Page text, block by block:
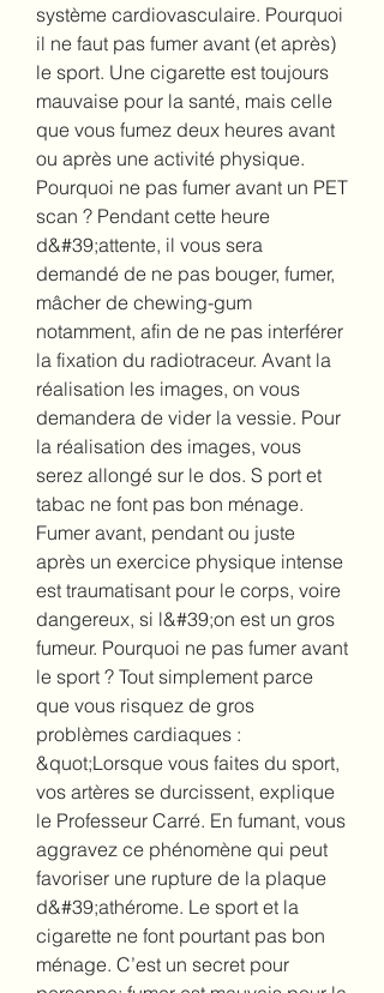
système cardiovasculaire. Pourquoi
il ne faut pas fumer avant (et après)
le sport. Une cigarette est toujours
mauvaise pour la santé, mais celle
que vous fumez deux heures avant
ou après une activité physique.
Pourquoi ne pas fumer avant un PET
scan ? Pendant cette heure
d&#39;attente, il vous sera
demandé de ne pas bouger, fumer,
mâcher de chewing-gum
notamment, afin de ne pas interférer
la fixation du radiotraceur. Avant la
réalisation les images, on vous
demandera de vider la vessie. Pour
la réalisation des images, vous
serez allongé sur le dos. S port et
tabac ne font pas bon ménage.
Fumer avant, pendant ou juste
après un exercice physique intense
est traumatisant pour le corps, voire
dangereux, si l&#39;on est un gros
fumeur. Pourquoi ne pas fumer avant
le sport ? Tout simplement parce
que vous risquez de gros
problèmes cardiaques :
&quot;Lorsque vous faites du sport,
vos artères se durcissent, explique
le Professeur Carré. En fumant, vous
aggravez ce phénomène qui peut
favoriser une rupture de la plaque
d&#39;athérome. Le sport et la
cigarette ne font pourtant pas bon
ménage. C’est un secret pour